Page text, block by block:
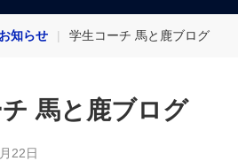
お知らせ 学生コーチ 馬と鹿ブログ
馬と鹿ブログ
22日